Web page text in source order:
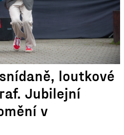
loutkové
Jubilejní
v